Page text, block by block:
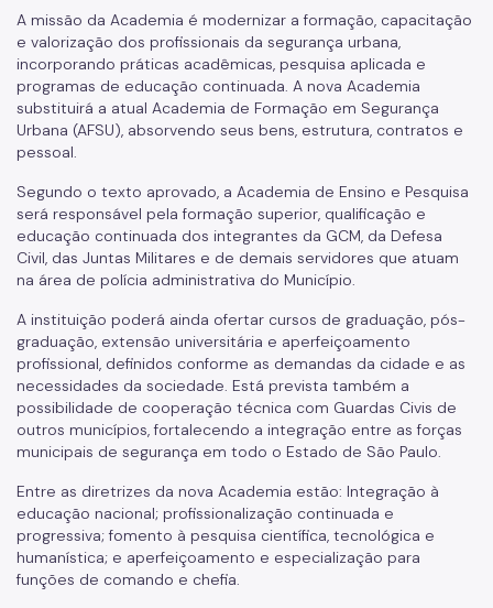
A missão da Academia é modernizar a formação, capacitação
e valorização dos profissionais da segurança urbana,
incorporando práticas acadêmicas, pesquisa aplicada e
programas de educação continuada. A nova Academia
substituirá a atual Academia de Formação em Segurança
Urbana (AFSU), absorvendo seus bens, estrutura, contratos e
pessoal.
Segundo o texto aprovado, a Academia de Ensino e Pesquisa
será responsável pela formação superior, qualificação e
educação continuada dos integrantes da GCM, da Defesa
Civil, das Juntas Militares e de demais servidores que atuam
na área de polícia administrativa do Município.
A instituição poderá ainda ofertar cursos de graduação, pós-
graduação, extensão universitária e aperfeiçoamento
profissional, definidos conforme as demandas da cidade e as
necessidades da sociedade. Está prevista também a
possibilidade de cooperação técnica com Guardas Civis de
outros municípios, fortalecendo a integração entre as forças
municipais de segurança em todo o Estado de São Paulo.
Entre as diretrizes da nova Academia estão: Integração à
educação nacional; profissionalização continuada e
progressiva; fomento à pesquisa científica, tecnológica e
humanística; e aperfeiçoamento e especialização para
funções de comando e chefia.